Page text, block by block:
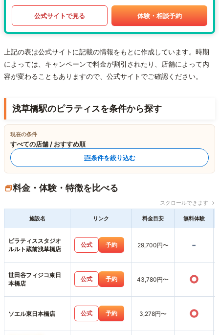
公式サイトで見る 体験・相談予約
上記の表は公式サイトに記載の情報をもとに作成しています。時期
によっては、キャンペーンで料金が割引されたり、店舗によって内
容が変わることもありますので、公式サイトでご確認ください。
浅草橋駅のピラティスを条件から探す
現在の条件
すべての店舗 / おすすめ順
条件を絞り込む
料金・体験・特徴を比べる
スクロールできます →
施設名 リンク 料金目安 無料体験
ピラティススタジオ
ルルト蔵前浅草橋店
公式 予約 29,700円〜 -
世田谷フィジコ東日
本橋店
公式 予約 43,780円〜 ○
ソエル東日本橋店 公式 予約 3,278円〜 ○